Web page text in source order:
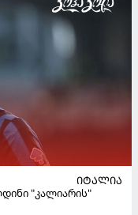
ᲘᲢᲐᲚᲘᲐ
"კალიარის"